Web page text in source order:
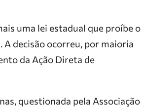
uma lei estadual que proíbe o
decisão ocorreu, por maioria
da Ação Direta de
questionada pela Associação